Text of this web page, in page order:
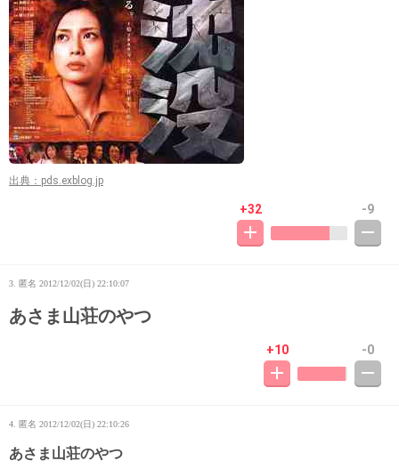
出典：pds.exblog.jp
+32 -9
3. 匿名 2012/12/02(日) 22:10:07
あさま山荘のやつ
+10 -0
4. 匿名 2012/12/02(日) 22:10:26
あさま山荘のやつ